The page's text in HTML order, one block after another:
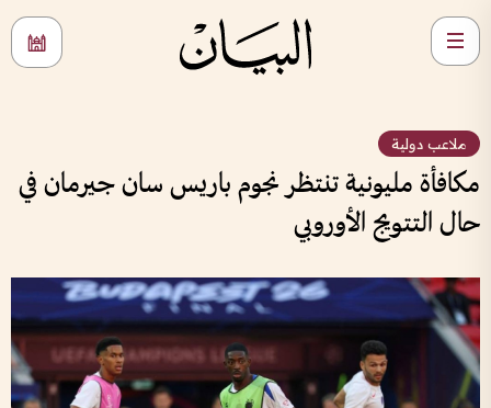
ملاعب دولية
مكافأة مليونية تنتظر نجوم باريس سان جيرمان في
حال التتويج الأوروبي